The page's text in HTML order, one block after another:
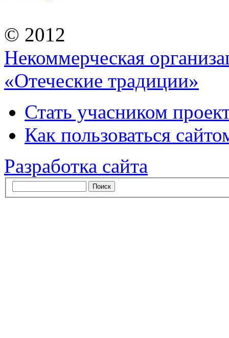
© 2012
Некоммерческая
«Отеческие традиции»
Стать учасником
Как пользоваться
Разработка сайта